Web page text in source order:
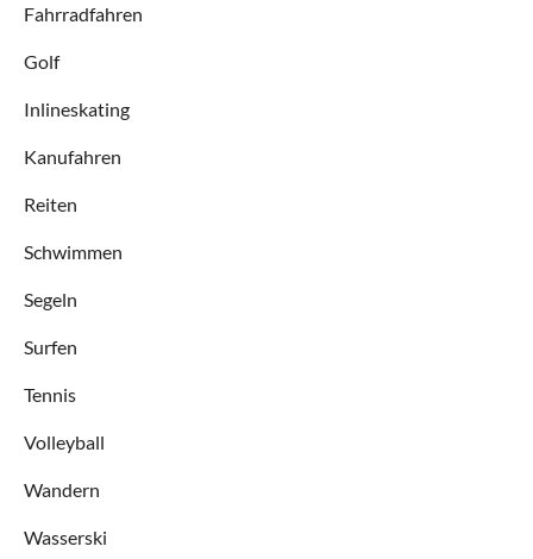
Fahrradfahren
Golf
Inlineskating
Kanufahren
Reiten
Schwimmen
Segeln
Surfen
Tennis
Volleyball
Wandern
Wasserski